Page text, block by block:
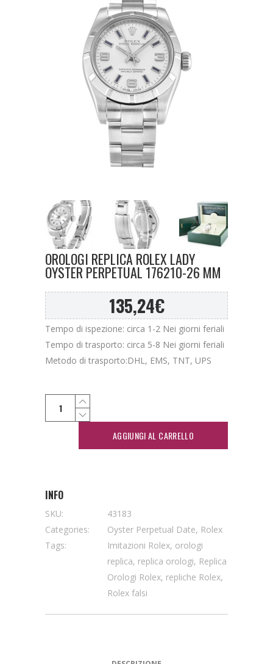
OROLOGI REPLICA ROLEX LADY
OYSTER PERPETUAL 176210-26 MM
135,24€
Tempo di ispezione: circa 1-2 Nei giorni feriali
Tempo di trasporto: circa 5-8 Nei giorni feriali
Metodo di trasporto:DHL, EMS, TNT, UPS
AGGIUNGI AL CARRELLO
INFO
SKU:
43183
Categories:
Oyster Perpetual Date, Rolex
Tags:
Imitazioni Rolex, orologi
replica, replica orologi, Replica
Orologi Rolex, repliche Rolex,
Rolex falsi